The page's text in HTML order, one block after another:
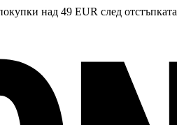
над 49 EUR след отстъпката